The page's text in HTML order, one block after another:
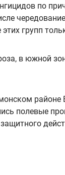
по
групп
в южной
районе
полевые